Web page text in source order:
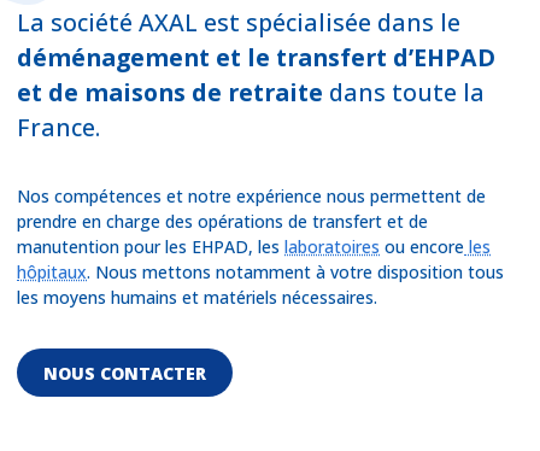
La société AXAL est spécialisée dans le
déménagement et le transfert d’EHPAD
et de maisons de retraite dans toute la
France.
Nos compétences et notre expérience nous permettent de
prendre en charge des opérations de transfert et de
manutention pour les EHPAD, les laboratoires ou encore les
hôpitaux. Nous mettons notamment à votre disposition tous
les moyens humains et matériels nécessaires.
NOUS CONTACTER